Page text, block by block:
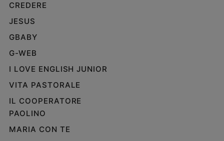
CREDERE
JESUS
GBABY
G-WEB
I LOVE ENGLISH JUNIOR
VITA PASTORALE
IL COOPERATORE
PAOLINO
MARIA CON TE